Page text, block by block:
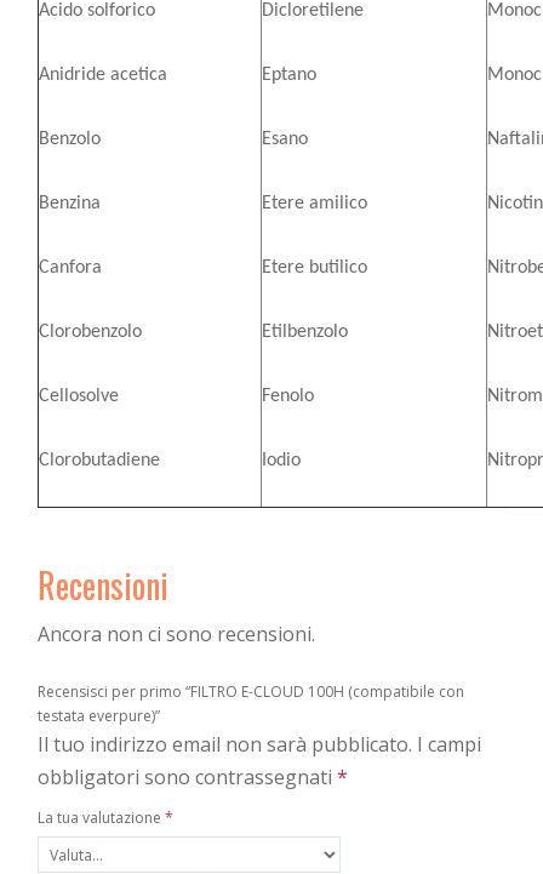
Acido solforico
Anidride acetica
Benzolo
Benzina
Canfora
Clorobenzolo
Cellosolve
Clorobutadiene
Dicloretilene
Eptano
Esano
Etere amilico
Etere butilico
Etilbenzolo
Fenolo
Iodio
Recensioni
Ancora non ci sono recensioni.
Recensisci per primo “FILTRO E-CLOUD 100H (compatibile con
testata everpure)”
Il tuo indirizzo email non sarà pubblicato. I campi
obbligatori sono contrassegnati *
La tua valutazione *